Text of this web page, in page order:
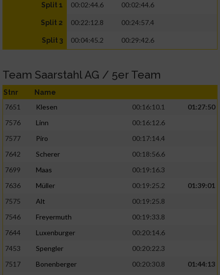
Split 1 00:02:44.6 00:02:44.6
Split 2 00:22:12.8 00:24:57.4
Split 3 00:04:45.2 00:29:42.6
Team Saarstahl AG / 5er Team
Stnr Name
7651 Klesen 00:16:10.1
01:27:50
7576
Linn
00:16:12.6
7577
Piro
00:17:14.4
7642
Scherer
00:18:56.6
7699
Maas
00:19:16.3
7636
Müller 00:19:25.2
01:39:01
7575
Alt
00:19:25.8
7546
Freyermuth
00:19:33.8
7644
Luxenburger
00:20:14.6
7453
Spengler
00:20:22.3
7517
Bonenberger 00:20:30.8
01:44:13